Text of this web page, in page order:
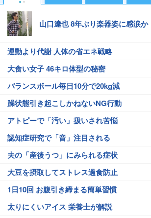
山口達也 8年ぶり楽器姿に感涙か
運動より代謝 人体の省エネ戦略
大食い女子 46キロ体型の秘密
バランスボール毎日10分で20kg減
躁状態引き起こしかねないNG行動
アトピーで「汚い」扱いされ苦悩
認知症研究で「音」注目される
夫の「産後うつ」にみられる症状
大豆を摂取してストレス過食防止
1日10回 お腹引き締まる簡単習慣
太りにくいアイス 栄養士が解説